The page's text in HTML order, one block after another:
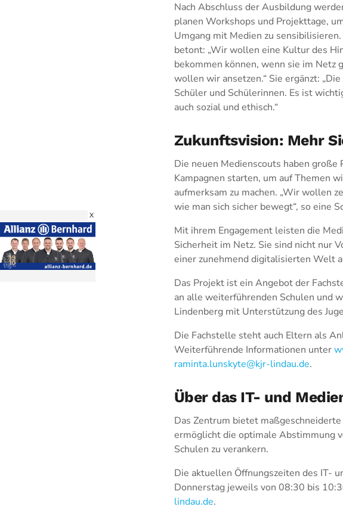
Nach Abschluss der Ausbildung
planen Workshops und Projekttage,
Umgang mit Medien zu
betont: „Wir wollen eine Kultur des
bekommen können, wenn sie im Netz
wollen wir ansetzen.“ Sie ergänzt:
Schüler und Schülerinnen. Es ist
auch sozial und ethisch.“
Zukunftsvision: Mehr
Die neuen Medienscouts haben
Kampagnen starten, um auf Themen
aufmerksam zu machen. „Wir wollen
wie man sich sicher bewegt“, so eine
Mit ihrem Engagement leisten die
Sicherheit im Netz. Sie sind nicht nur
einer zunehmend digitalisierten Welt
Das Projekt ist ein Angebot der
an alle weiterführenden Schulen und
Lindenberg mit Unterstützung des
Die Fachstelle steht auch Eltern als
Weiterführende Informationen unter
raminta.lunskyte@kjr-lindau.de.
Über das IT- und
Das Zentrum bietet
ermöglicht die optimale Abstimmung
Schulen zu verankern.
Die aktuellen Öffnungszeiten des IT-
Donnerstag jeweils von 08:30 bis
lindau.de.
X